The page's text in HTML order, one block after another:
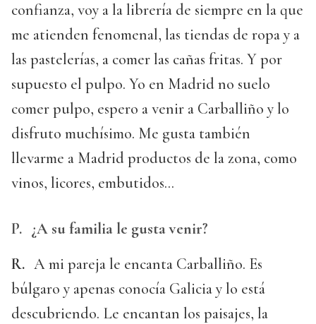
confianza, voy a la librería de siempre en la que
me atienden fenomenal, las tiendas de ropa y a
las pastelerías, a comer las cañas fritas. Y por
supuesto el pulpo. Yo en Madrid no suelo
comer pulpo, espero a venir a Carballiño y lo
disfruto muchísimo. Me gusta también
llevarme a Madrid productos de la zona, como
vinos, licores, embutidos...
P. ¿A su familia le gusta venir?
R. A mi pareja le encanta Carballiño. Es
búlgaro y apenas conocía Galicia y lo está
descubriendo. Le encantan los paisajes, la